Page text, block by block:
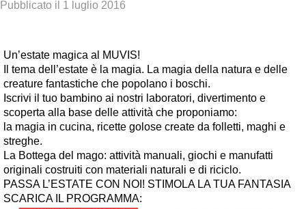
Pubblicato il 1 luglio 2016
Un’estate magica al MUVIS!
Il tema dell’estate è la magia. La magia della natura e delle
creature fantastiche che popolano i boschi.
Iscrivi il tuo bambino ai nostri laboratori, divertimento e
scoperta alla base delle attività che proponiamo:
la magia in cucina, ricette golose create da folletti, maghi e
streghe.
La Bottega del mago: attività manuali, giochi e manufatti
originali costruiti con materiali naturali e di riciclo.
PASSA L’ESTATE CON NOI! STIMOLA LA TUA FANTASIA
SCARICA IL PROGRAMMA: